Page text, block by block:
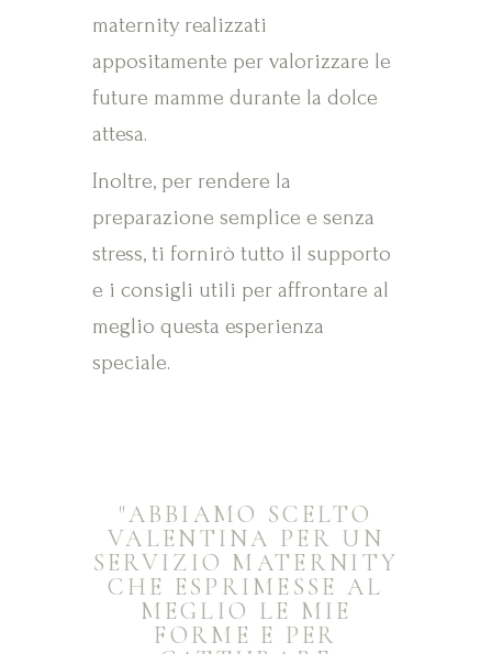
maternity realizzati
appositamente per valorizzare le
future mamme durante la dolce
attesa.
Inoltre, per rendere la
preparazione semplice e senza
stress, ti fornirò tutto il supporto
e i consigli utili per affrontare al
meglio questa esperienza
speciale.
"ABBIAMO SCELTO
VALENTINA PER UN
SERVIZIO MATERNITY
CHE ESPRIMESSE AL
MEGLIO LE MIE
FORME E PER